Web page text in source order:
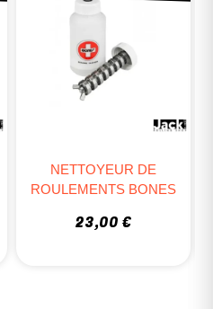
TOOL SONIC PRO + T
22,25 €